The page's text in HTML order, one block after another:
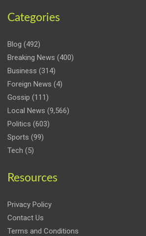
Categories
Blog (492)
Breaking News (400)
Business (314)
Foreign News (4)
Gossip (111)
Local News (9,566)
Politics (603)
Sports (99)
Tech (5)
Resources
Privacy Policy
Contact Us
Terms and Conditions